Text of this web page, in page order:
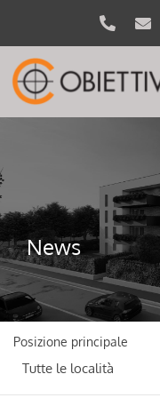
News
Posizione principale
Tutte le località